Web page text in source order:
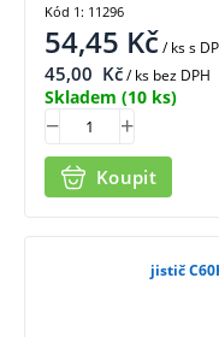
54,45 Kč/ kss
45,00 Kč/ ks bez DPH
Skladem (10 ks)
Koupit
Kód 1: 11296
jistič